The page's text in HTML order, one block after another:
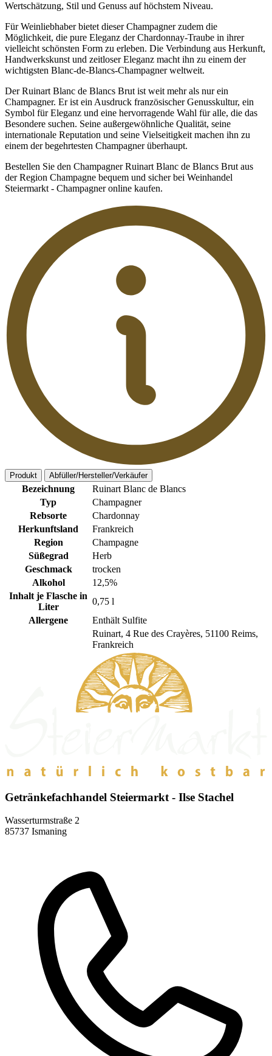
Wertschätzung, Stil und Genuss auf höchstem Niveau.
Für Weinliebhaber bietet dieser Champagner zudem die
Möglichkeit, die pure Eleganz der Chardonnay-Traube in ihrer
vielleicht schönsten Form zu erleben. Die Verbindung aus Herkunft,
Handwerkskunst und zeitloser Eleganz macht ihn zu einem der
wichtigsten Blanc-de-Blancs-Champagner weltweit.
Der Ruinart Blanc de Blancs Brut ist weit mehr als nur ein
Champagner. Er ist ein Ausdruck französischer Genusskultur, ein
Symbol für Eleganz und eine hervorragende Wahl für alle, die das
Besondere suchen. Seine außergewöhnliche Qualität, seine
internationale Reputation und seine Vielseitigkeit machen ihn zu
einem der begehrtesten Champagner überhaupt.
Bestellen Sie den Champagner Ruinart Blanc de Blancs Brut aus
der Region Champagne bequem und sicher bei Weinhandel
Steiermarkt - Champagner online kaufen.
Produkt Abfüller/Hersteller/Verkäufer
Bezeichnung
Ruinart Blanc de Blancs
Typ
Champagner
Rebsorte
Chardonnay
Herkunftsland
Frankreich
Region
Champagne
Süßegrad
Herb
Geschmack
trocken
Alkohol
12,5%
Inhalt je Flasche in
Liter
0,75 l
Allergene
Enthält Sulfite
Ruinart, 4 Rue des Crayères, 51100 Reims,
Frankreich
Getränkefachhandel Steiermarkt - Ilse Stachel
Wasserturmstraße 2
85737 Ismaning